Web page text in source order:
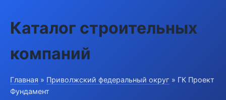
Каталог строительных
компаний
Главная » Приволжский федеральный округ » ГК Проект
Фундамент